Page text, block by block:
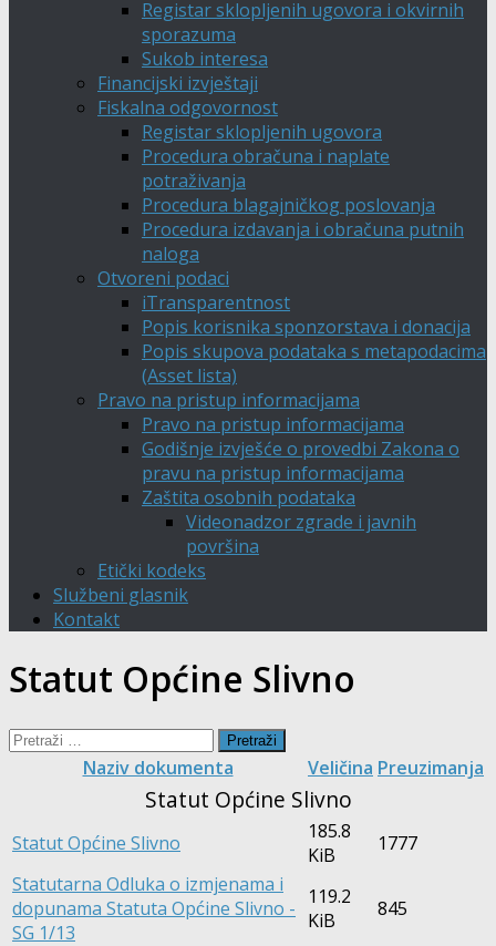
Registar sklopljenih ugovora i okvirnih
sporazuma
Sukob interesa
Financijski izvještaji
Fiskalna odgovornost
Registar sklopljenih ugovora
Procedura obračuna i naplate
potraživanja
Procedura blagajničkog poslovanja
Procedura izdavanja i obračuna putnih
naloga
Otvoreni podaci
iTransparentnost
Popis korisnika sponzorstava i donacija
Popis skupova podataka s metapodacima
(Asset lista)
Pravo na pristup informacijama
Pravo na pristup informacijama
Godišnje izvješće o provedbi Zakona o
pravu na pristup informacijama
Zaštita osobnih podataka
Videonadzor zgrade i javnih
površina
Etički kodeks
Službeni glasnik
Kontakt
Statut Općine Slivno
Pretraži:
Naziv dokumenta
Veličina Preuzimanja
Statut Općine Slivno
Statut Općine Slivno
185.8
KiB
1777
Statutarna Odluka o izmjenama i
dopunama Statuta Općine Slivno -
SG 1/13
119.2
KiB
845